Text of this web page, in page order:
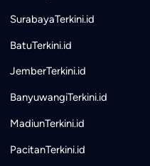
SurabayaTerkini.id
BatuTerkini.id
JemberTerkini.id
BanyuwangiTerkini.id
MadiunTerkini.id
PacitanTerkini.id